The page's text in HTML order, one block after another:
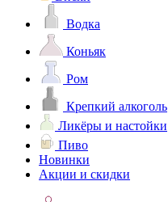
Водка
Коньяк
Ром
Крепкий алкоголь
Ликёры и настойки
Пиво
Новинки
Акции и скидки